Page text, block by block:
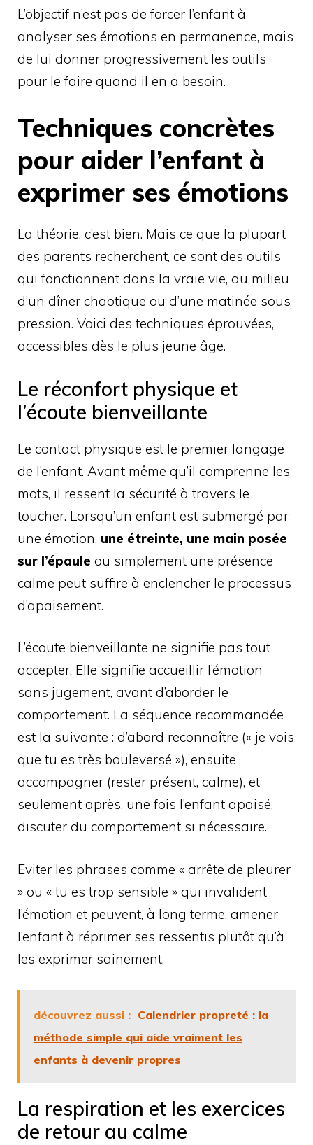
L’objectif n’est pas de forcer l’enfant à
analyser ses émotions en permanence, mais
de lui donner progressivement les outils
pour le faire quand il en a besoin.
Techniques concrètes
pour aider l’enfant à
exprimer ses émotions
La théorie, c’est bien. Mais ce que la plupart
des parents recherchent, ce sont des outils
qui fonctionnent dans la vraie vie, au milieu
d’un dîner chaotique ou d’une matinée sous
pression. Voici des techniques éprouvées,
accessibles dès le plus jeune âge.
Le réconfort physique et
l’écoute bienveillante
Le contact physique est le premier langage
de l’enfant. Avant même qu’il comprenne les
mots, il ressent la sécurité à travers le
toucher. Lorsqu’un enfant est submergé par
une émotion, une étreinte, une main posée
sur l’épaule ou simplement une présence
calme peut suffire à enclencher le processus
d’apaisement.
L’écoute bienveillante ne signifie pas tout
accepter. Elle signifie accueillir l’émotion
sans jugement, avant d’aborder le
comportement. La séquence recommandée
est la suivante : d’abord reconnaître (« je vois
que tu es très bouleversé »), ensuite
accompagner (rester présent, calme), et
seulement après, une fois l’enfant apaisé,
discuter du comportement si nécessaire.
Eviter les phrases comme « arrête de pleurer
» ou « tu es trop sensible » qui invalident
l’émotion et peuvent, à long terme, amener
l’enfant à réprimer ses ressentis plutôt qu’à
les exprimer sainement.
découvrez aussi : Calendrier propreté : la
méthode simple qui aide vraiment les
enfants à devenir propres
La respiration et les exercices
de retour au calme